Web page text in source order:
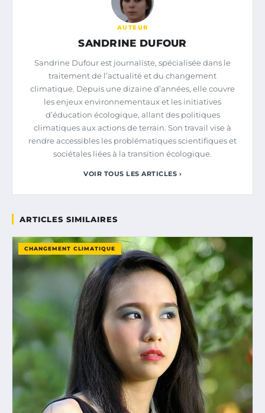
AUTEUR
SANDRINE DUFOUR
Sandrine Dufour est journaliste, spécialisée dans le
traitement de l’actualité et du changement
climatique. Depuis une dizaine d’années, elle couvre
les enjeux environnementaux et les initiatives
d’éducation écologique, allant des politiques
climatiques aux actions de terrain. Son travail vise à
rendre accessibles les problématiques scientifiques et
sociétales liées à la transition écologique.
VOIR TOUS LES ARTICLES ›
ARTICLES SIMILAIRES
CHANGEMENT CLIMATIQUE